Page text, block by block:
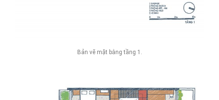
Bản vẽ mặt bằng tầng 1.